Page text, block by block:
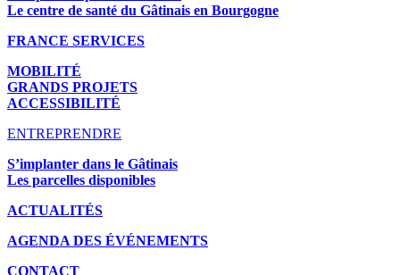
Le centre de santé du Gâtinais en Bourgogne
FRANCE SERVICES
MOBILITÉ
GRANDS PROJETS
ACCESSIBILITÉ
ENTREPRENDRE
S’implanter dans le Gâtinais
Les parcelles disponibles
ACTUALITÉS
AGENDA DES ÉVÉNEMENTS
CONTACT